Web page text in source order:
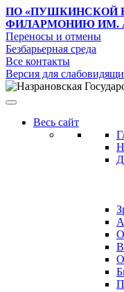
ПО «ПУШКИНСКОЙ
ФИЛАРМОНИЮ ИМ.
Переносы и отмены
Безбарьерная среда
Все контакты
Версия для
Весь сайт